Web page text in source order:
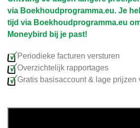
via Boekhoudprogramma.eu. Je
tijd via Boekhoudprogramma.eu
Moneybird bij je past!
Periodieke facturen versturen
Overzichtelijk rapportages
Gratis basisaccount & lage prijzen